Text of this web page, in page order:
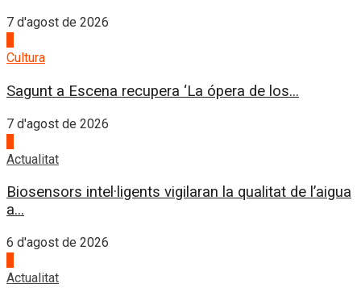
7 d'agost de 2026
Cultura
Sagunt a Escena recupera ‘La ópera de los...
7 d'agost de 2026
Actualitat
Biosensors intel·ligents vigilaran la qualitat de l’aigua
a...
6 d'agost de 2026
Actualitat